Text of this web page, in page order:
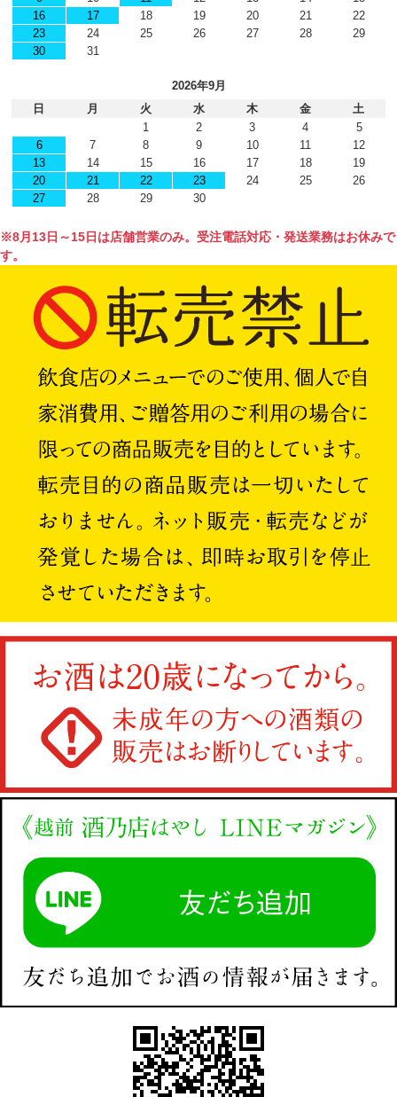
16
17 18 19 20 21
22
23
24 25 26 27 28
29
30
31
2026年9月
日
月 火 水 木 金
土
1
2 3 4
5
6
7 8 9 10 11
12
13
14 15 16 17 18
19
20
21 22 23 24 25
26
27
28 29 30
※8月13日～15日は店舗営業のみ。受注電話対応・発送業務はお休みで
す。